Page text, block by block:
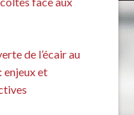
de l’écair au
enjeux et